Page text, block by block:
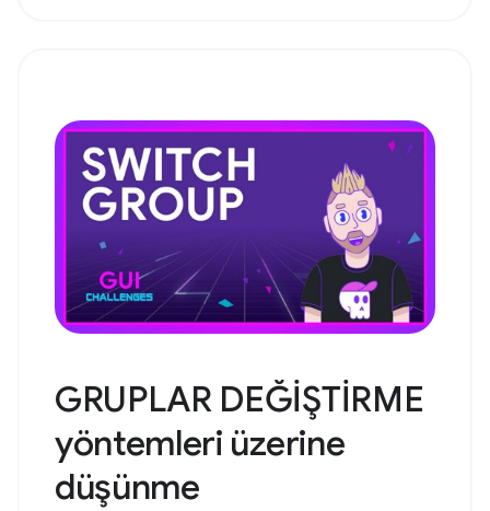
GRUPLAR DEĞİŞTİRME
yöntemleri üzerine
düşünme